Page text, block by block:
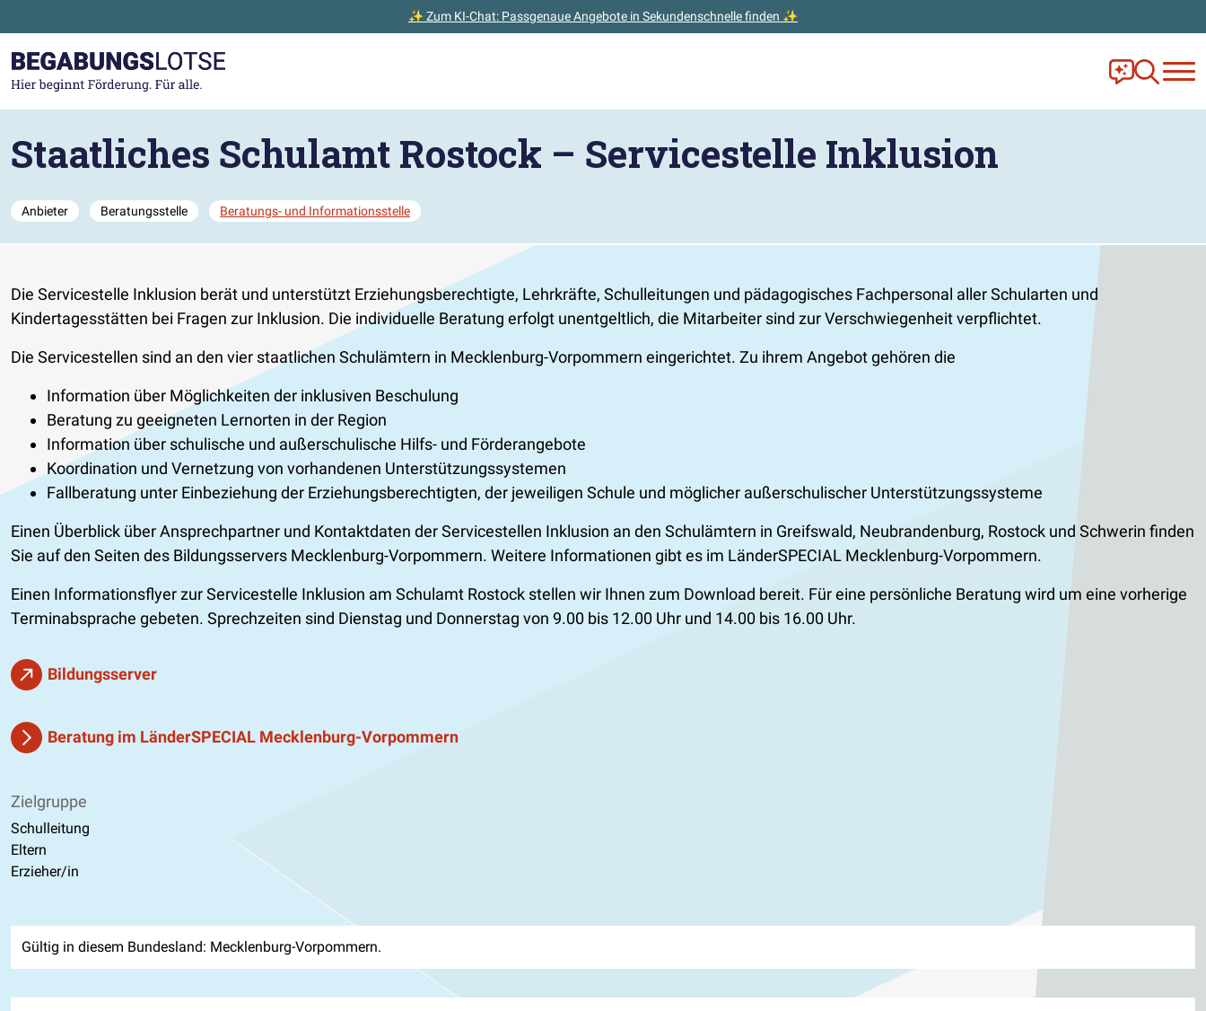
✨ Zum KI-Chat: Passgenaue Angebote in Sekundenschnelle finden ✨
Zur Startseite gehen
Frag Ella!
Zur
Staatliches Schulamt Rostock – Servicestelle Inklusion
Anbieter Beratungsstelle Beratungs- und Informationsstelle
Die Servicestelle Inklusion berät und unterstützt Erziehungsberechtigte, Lehrkräfte, Schulleitungen und pädagogisches Fachpersonal aller Schularten und
Kindertagesstätten bei Fragen zur Inklusion. Die individuelle Beratung erfolgt unentgeltlich, die Mitarbeiter sind zur Verschwiegenheit verpflichtet.
Die Servicestellen sind an den vier staatlichen Schulämtern in Mecklenburg-Vorpommern eingerichtet. Zu ihrem Angebot gehören die
Information über Möglichkeiten der inklusiven Beschulung
Beratung zu geeigneten Lernorten in der Region
Information über schulische und außerschulische Hilfs- und Förderangebote
Koordination und Vernetzung von vorhandenen Unterstützungssystemen
Fallberatung unter Einbeziehung der Erziehungsberechtigten, der jeweiligen Schule und möglicher außerschulischer Unterstützungssysteme
Einen Überblick über Ansprechpartner und Kontaktdaten der Servicestellen Inklusion an den Schulämtern in Greifswald, Neubrandenburg, Rostock und Schwerin finden
Sie auf den Seiten des Bildungsservers Mecklenburg-Vorpommern. Weitere Informationen gibt es im LänderSPECIAL Mecklenburg-Vorpommern.
Einen Informationsflyer zur Servicestelle Inklusion am Schulamt Rostock stellen wir Ihnen zum Download bereit. Für eine persönliche Beratung wird um eine vorherige
Terminabsprache gebeten. Sprechzeiten sind Dienstag und Donnerstag von 9.00 bis 12.00 Uhr und 14.00 bis 16.00 Uhr.
Bildungsserver
Beratung im LänderSPECIAL Mecklenburg-Vorpommern
Zielgruppe
Schulleitung
Eltern
Erzieher/in
Gültig in diesem Bundesland: Mecklenburg-Vorpommern.